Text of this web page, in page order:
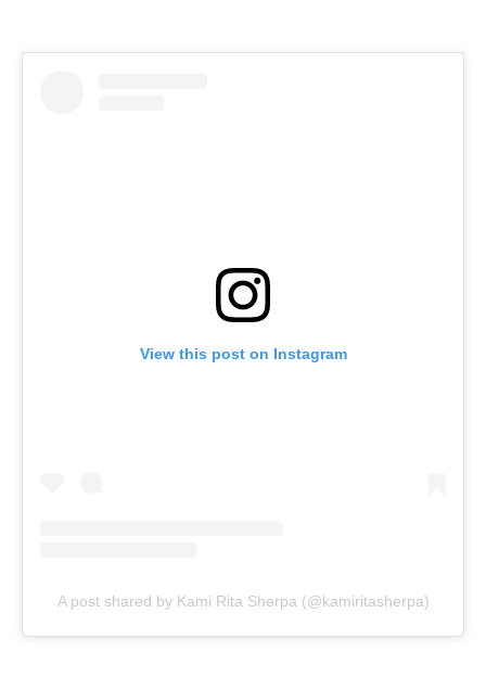
View this post on Instagram
A post shared by Kami Rita Sherpa (@kamiritasherpa)